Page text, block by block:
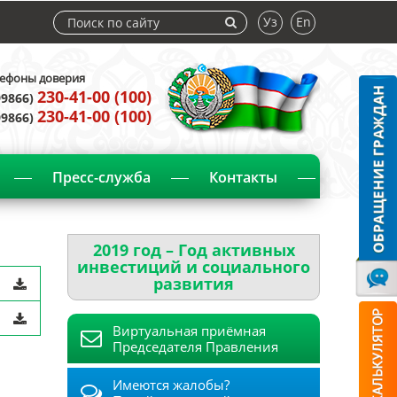
Уз En
доверия
230-41-00 (100)
230-41-00 (100)
Пресс-служба Контакты
2019 год – Год активных
инвестиций и социального
развития
Виртуальная приёмная
Председателя Правления
Имеются жалобы?